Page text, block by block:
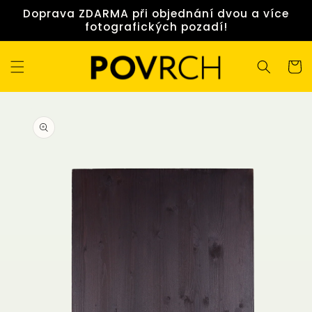
Přejít k
obsahu
Doprava ZDARMA při objednání dvou a více
fotografických pozadí!
Košík
produktu